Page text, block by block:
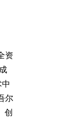
资
尔
创